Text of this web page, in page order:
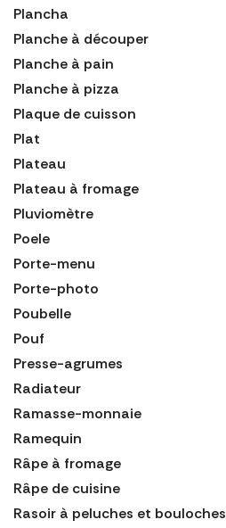
Plancha
Planche à découper
Planche à pain
Planche à pizza
Plaque de cuisson
Plat
Plateau
Plateau à fromage
Pluviomètre
Poele
Porte-menu
Porte-photo
Poubelle
Pouf
Presse-agrumes
Radiateur
Ramasse-monnaie
Ramequin
Râpe à fromage
Râpe de cuisine
Rasoir à peluches et bouloches